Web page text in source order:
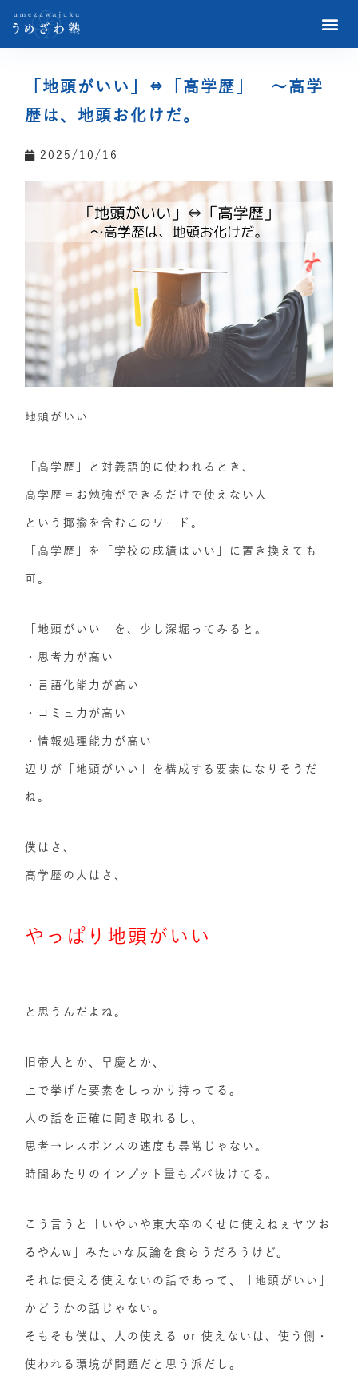
「地頭がいい」⇔「高学歴」 ～高学
歴は、地頭お化けだ。
2025/10/16
地頭がいい
「高学歴」と対義語的に使われるとき、
高学歴＝お勉強ができるだけで使えない人
という揶揄を含むこのワード。
「高学歴」を「学校の成績はいい」に置き換えても
可。
「地頭がいい」を、少し深堀ってみると。
・思考力が高い
・言語化能力が高い
・コミュ力が高い
・情報処理能力が高い
辺りが「地頭がいい」を構成する要素になりそうだ
ね。
僕はさ、
高学歴の人はさ、
やっぱり地頭がいい
と思うんだよね。
旧帝大とか、早慶とか、
上で挙げた要素をしっかり持ってる。
人の話を正確に聞き取れるし、
思考→レスポンスの速度も尋常じゃない。
時間あたりのインプット量もズバ抜けてる。
こう言うと「いやいや東大卒のくせに使えねぇヤツお
るやんw」みたいな反論を食らうだろうけど。
それは使える使えないの話であって、「地頭がいい」
かどうかの話じゃない。
そもそも僕は、人の使える or 使えないは、使う側・
使われる環境が問題だと思う派だし。